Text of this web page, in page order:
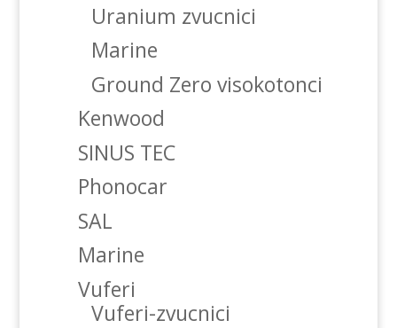
Uranium zvucnici
Marine
Ground Zero visokotonci
Kenwood
SINUS TEC
Phonocar
SAL
Marine
Vuferi
Vuferi-zvucnici